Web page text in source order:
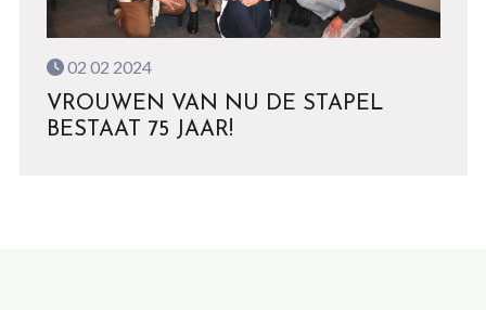
02 02 2024
VROUWEN VAN NU DE STAPEL
BESTAAT 75 JAAR!